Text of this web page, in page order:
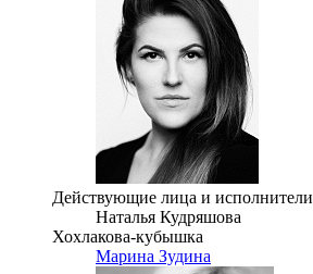
Действующие лица и исполнители
Наталья Кудряшова
Хохлакова-кубышка
Марина Зудина